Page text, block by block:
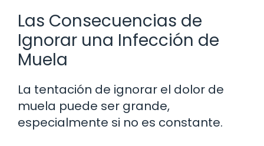
Las Consecuencias de
Ignorar una Infección de
Muela
La tentación de ignorar el dolor de
muela puede ser grande,
especialmente si no es constante.